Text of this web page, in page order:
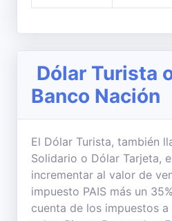
Dólar Turista
Banco Nación
El Dólar Turista, también
Solidario o Dólar Tarjeta,
incrementar al valor de
impuesto PAIS más un
cuenta de los impuestos a